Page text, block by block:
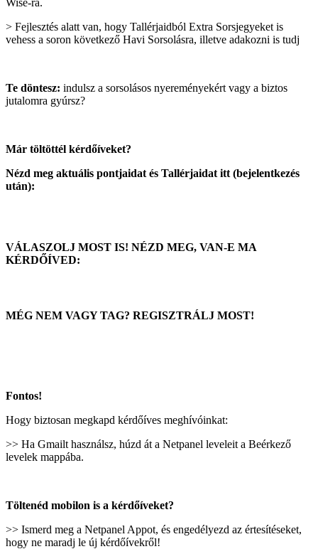
> Fejlesztés alatt van, hogy Tallérjaidból Extra Sorsjegyeket is
vehess a soron következő Havi Sorsolásra, illetve adakozni is tudj
Te döntesz: indulsz a sorsolásos nyereményekért vagy a biztos
jutalomra gyúrsz?
Már töltöttél kérdőíveket?
Nézd meg aktuális pontjaidat és Tallérjaidat itt (bejelentkezés
után):
VÁLASZOLJ MOST IS! NÉZD MEG, VAN-E MA
KÉRDŐÍVED:
MÉG NEM VAGY TAG? REGISZTRÁLJ MOST!
Fontos!
Hogy biztosan megkapd kérdőíves meghívóinkat:
>> Ha Gmailt használsz, húzd át a Netpanel leveleit a Beérkező
levelek mappába.
Töltenéd mobilon is a kérdőíveket?
>> Ismerd meg a Netpanel Appot, és engedélyezd az értesítéseket,
hogy ne maradj le új kérdőívekről!